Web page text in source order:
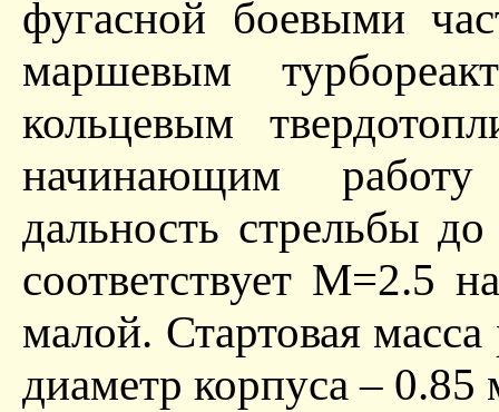
фугасной боевыми
маршевым
кольцевым
начинающим
дальность стрельбы
соответствует М=2.5
малой. Стартовая
диаметр корпуса –